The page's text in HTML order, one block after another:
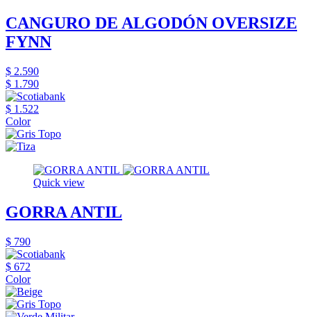
CANGURO DE ALGODÓN OVERSIZE
FYNN
$ 2.590
$ 1.790
$ 1.522
Color
Quick view
GORRA ANTIL
$ 790
$ 672
Color